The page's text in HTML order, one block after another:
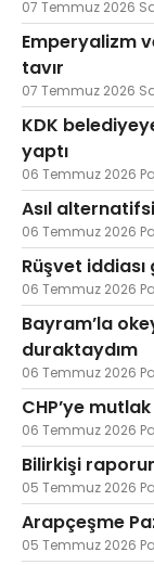
07 Temmuz 2026
Emperyalizm
tavır
07 Temmuz 2026
KDK
yaptı
06 Temmuz 2026
Asıl
06 Temmuz 2026
Rüşvet
06 Temmuz 2026
Bayram’la
duraktaydım
06 Temmuz 2026
CHP’ye
06 Temmuz 2026
Bilirkişi
05 Temmuz 2026
Arapçeşme
05 Temmuz 2026